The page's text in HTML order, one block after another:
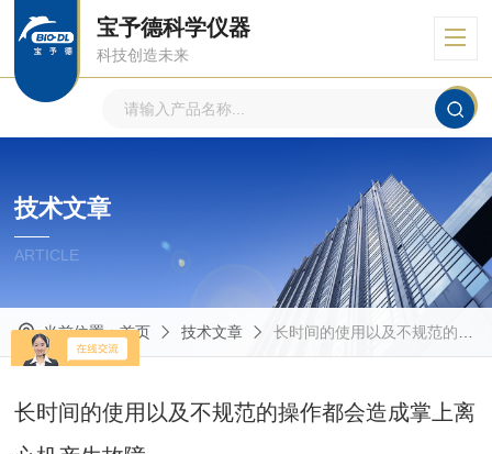
宝予德科学仪器
科技创造未来
技术文章
ARTICLE
当前位置：首页 技术文章 长时间的使用以及不规范的操作都会造成掌上离心机产生故障
长时间的使用以及不规范的操作都会造成掌上离